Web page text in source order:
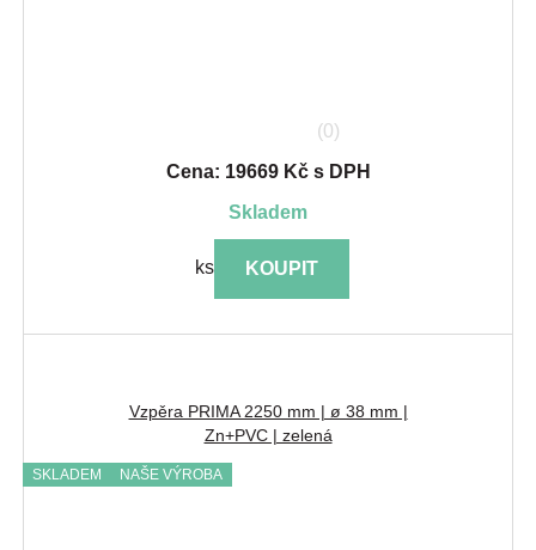
(0)
Cena: 19669 Kč s DPH
skladem
ks KOUPIT
Vzpěra PRIMA 2250 mm | ø 38 mm |
Zn+PVC | zelená
SKLADEM NAŠE VÝROBA